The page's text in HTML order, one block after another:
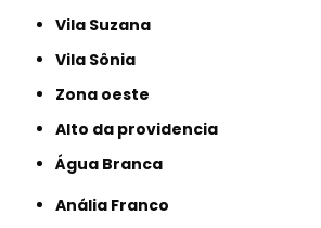
Vila Suzana
Vila Sônia
Zona oeste
alto da providencia
Água Branca
Anália Franco